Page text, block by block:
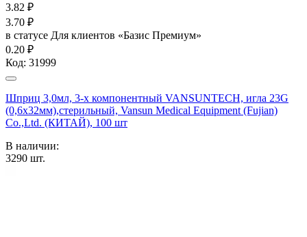
3.82 ₽
3.70 ₽
в статусе Для клиентов «Базис Премиум»
0.20 ₽
Код: 31999
Шприц 3,0мл, 3-х компонентный VANSUNTECH, игла 23G
(0,6х32мм),стерильный, Vansun Medical Equipment (Fujian)
Co.,Ltd. (КИТАЙ), 100 шт
В наличии:
3290 шт.